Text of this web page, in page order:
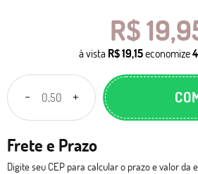
R$
à vista R$ 19,15economize
Frete e Prazo
Digite seu CEP para calcular o prazo e valor da